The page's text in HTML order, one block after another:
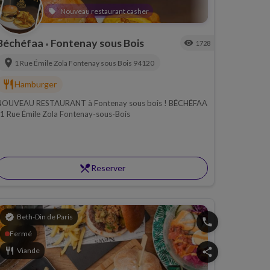
local_offer Nouveau restaurant casher
• Fontenay sous Bois visibility 1728
location_on 1 Rue Émile Zola Fontenay sous Bois 94120
restaurant Hamburger
RESTAURANT à Fontenay sous bois ! BÉCHÉFAA
Rue Émile Zola Fontenay-sous-Bois
restaurant_menuReserver
verified Beth-Din de Paris
Fermé
restaurant Viande
phone
share